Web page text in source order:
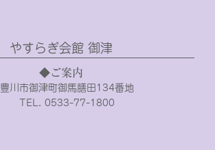
やすらぎ会館 御津
◆ご案内
豊川市御津町御馬膳田134番地
TEL. 0533-77-1800